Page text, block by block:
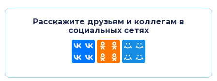
Расскажите друзьям и коллегам в
социальных сетях